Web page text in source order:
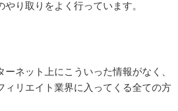
り取りをよく行っています。
ネット上にこういった情報がなく、
ィリエイト業界に入ってくる全ての方